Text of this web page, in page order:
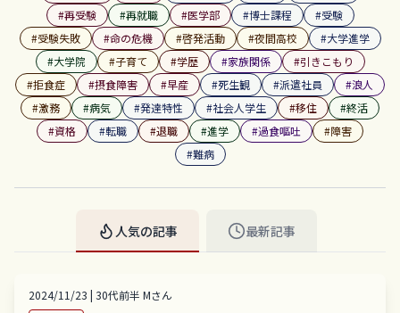
#再受験 #再就職 #医学部 #博士課程 #受験
#受験失敗 #命の危機 #啓発活動 #夜間高校 #大学進学
#大学院 #子育て #学歴 #家族関係 #引きこもり
#拒食症 #摂食障害 #早産 #死生観 #派遣社員 #浪人
#激務 #病気 #発達特性 #社会人学生 #移住 #終活
#資格 #転職 #退職 #進学 #過食嘔吐 #障害
#難病
人気の記事 最新記事
2024/11/23 | 30代前半 Mさん